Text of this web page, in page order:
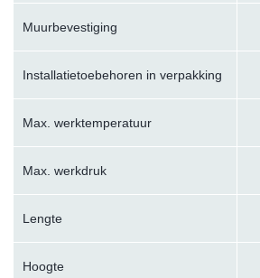
Muurbevestiging
Installatietoebehoren in verpakking
Max. werktemperatuur
Max. werkdruk
Lengte
Hoogte